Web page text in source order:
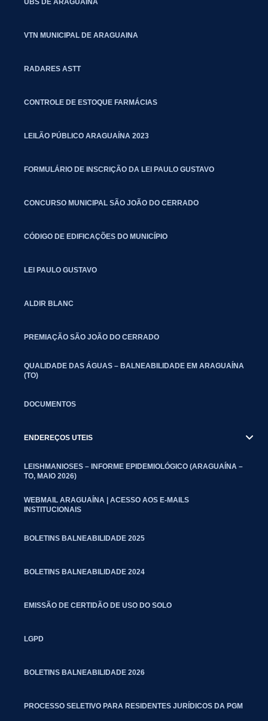
VTN MUNICIPAL DE ARAGUAINA
RADARES ASTT
CONTROLE DE ESTOQUE FARMÁCIAS
LEILÃO PÚBLICO ARAGUAÍNA 2023
FORMULÁRIO DE INSCRIÇÃO DA LEI PAULO GUSTAVO
CONCURSO MUNICIPAL SÃO JOÃO DO CERRADO
CÓDIGO DE EDIFICAÇÕES DO MUNICÍPIO
LEI PAULO GUSTAVO
ALDIR BLANC
PREMIAÇÃO SÃO JOÃO DO CERRADO
QUALIDADE DAS ÁGUAS – BALNEABILIDADE EM ARAGUAÍNA
(TO)
DOCUMENTOS
ENDEREÇOS UTEIS
LEISHMANIOSES – INFORME EPIDEMIOLÓGICO (ARAGUAÍNA –
TO, MAIO 2026)
WEBMAIL ARAGUAÍNA | ACESSO AOS E-MAILS
INSTITUCIONAIS
BOLETINS BALNEABILIDADE 2025
BOLETINS BALNEABILIDADE 2024
EMISSÃO DE CERTIDÃO DE USO DO SOLO
LGPD
BOLETINS BALNEABILIDADE 2026
PROCESSO SELETIVO PARA RESIDENTES JURÍDICOS DA PGM